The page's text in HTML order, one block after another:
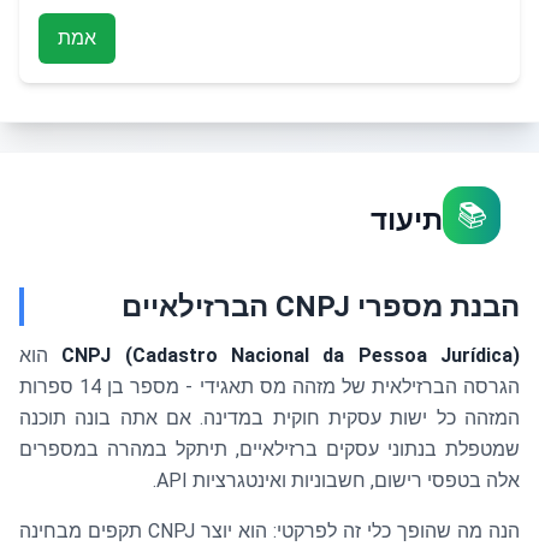
אמת
📚 תיעוד
הבנת מספרי CNPJ הברזילאיים
CNPJ (Cadastro Nacional da Pessoa Jurídica) הוא
הגרסה הברזילאית של מזהה מס תאגידי - מספר בן 14 ספרות
המזהה כל ישות עסקית חוקית במדינה. אם אתה בונה תוכנה
שמטפלת בנתוני עסקים ברזילאיים, תיתקל במהרה במספרים
אלה בטפסי רישום, חשבוניות ואינטגרציות API.
הנה מה שהופך כלי זה לפרקטי: הוא יוצר CNPJ תקפים מבחינה